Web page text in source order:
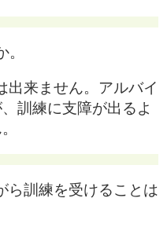
出来ません。アルバイ
訓練に支障が出るよ
ら訓練を受けることは